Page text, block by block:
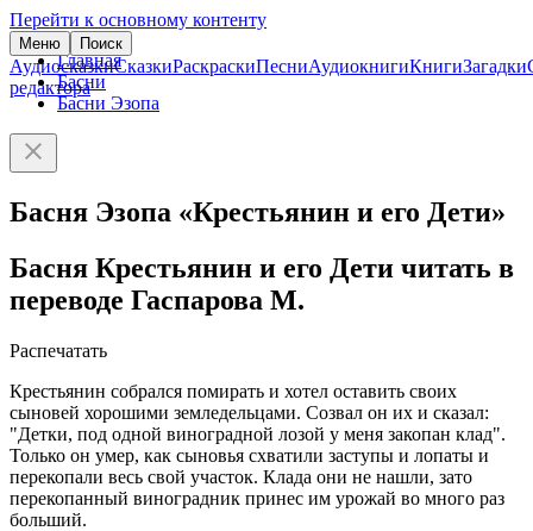
Перейти к основному контенту
Меню Поиск
АудиосказкиСказкиРаскраскиПесниАудиокнигиКнигиЗагадки
редактора
Главная
Басни
Басни Эзопа
Басня Эзопа «Крестьянин и его Дети»
Басня Крестьянин и его Дети читать в
переводе Гаспарова М.
Распечатать
Крестьянин собрался помирать и хотел оставить своих
сыновей хорошими земледельцами. Созвал он их и сказал:
"Детки, под одной виноградной лозой у меня закопан клад".
Только он умер, как сыновья схватили заступы и лопаты и
перекопали весь свой участок. Клада они не нашли, зато
перекопанный виноградник принес им урожай во много раз
больший.